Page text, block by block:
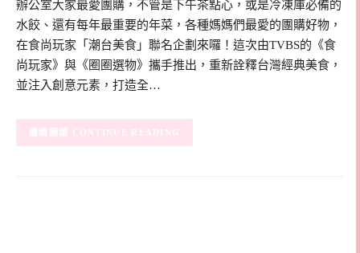
辦公室大家最愛團購，不管是下午茶點心，或是冷凍庫必備的
水餃、還有每年最重要的年菜，各種媽媽們最愛的團購好物，
在食尚玩家「潮台美食」聯名企劃來囉！這次由TVBS的《食
尚玩家》與《圈圈選物》攜手推出，重新詮釋台灣經典美食，
並注入創意元素，打造全…
CONTINUE READING